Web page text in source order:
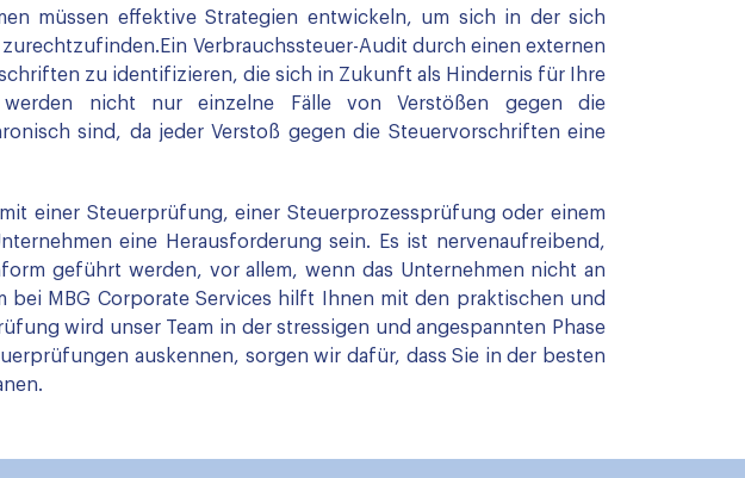
müssen effektive Strategien entwickeln, um sich in der sich
Verbrauchssteuer-Audit durch einen externen
zu identifizieren, die sich in Zukunft als Hindernis für Ihre
werden nicht nur einzelne Fälle von Verstößen gegen die
sind, da jeder Verstoß gegen die Steuervorschriften eine
einer Steuerprüfung, einer Steuerprozessprüfung oder einem
eine Herausforderung sein. Es ist nervenaufreibend,
geführt werden, vor allem, wenn das Unternehmen nicht an
bei MBG Corporate Services hilft Ihnen mit den praktischen und
wird unser Team in der stressigen und angespannten Phase
auskennen, sorgen wir dafür, dass Sie in der besten